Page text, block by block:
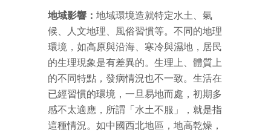
地域影響： 地域環境造就特定水土、氣
候、人文地理、風俗習慣等。不同的地理
環境，如高原與沿海、寒冷與濕地，居民
的生理現象是有差異的。生理上、體質上
的不同特點，發病情況也不一致。生活在
已經習慣的環境，一旦易地而處，初期多
感不太適應，所謂「水土不服」，就是指
這種情況。如中國西北地區，地高乾燥，